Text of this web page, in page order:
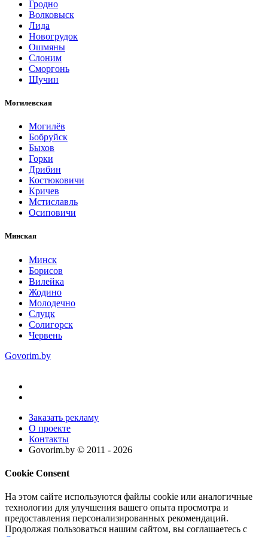
Гродно
Волковыск
Лида
Новогрудок
Ошмяны
Слоним
Сморгонь
Щучин
Могилевская
Могилёв
Бобруйск
Быхов
Горки
Дрибин
Костюковичи
Кричев
Мстиславль
Осиповичи
Минская
Минск
Борисов
Вилейка
Жодино
Молодечно
Слуцк
Солигорск
Червень
Govorim.by
Заказать рекламу
О проекте
Контакты
Govorim.by © 2011 - 2026
Cookie Consent
На этом сайте используются файлы cookie или аналогичные
технологии для улучшения вашего опыта просмотра и
предоставления персонализированных рекомендаций.
Продолжая пользоваться нашим сайтом, вы соглашаетесь с